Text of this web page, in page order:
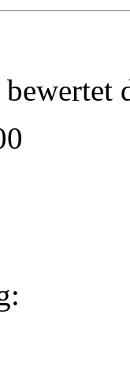
bewertet